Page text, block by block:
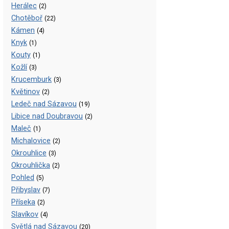
Herálec (2)
Chotěboř (22)
Kámen (4)
Knyk (1)
Kouty (1)
Kožlí (3)
Krucemburk (3)
Květinov (2)
Ledeč nad Sázavou (19)
Libice nad Doubravou (2)
Maleč (1)
Michalovice (2)
Okrouhlice (3)
Okrouhlička (2)
Pohled (5)
Přibyslav (7)
Příseka (2)
Slavíkov (4)
Světlá nad Sázavou (20)